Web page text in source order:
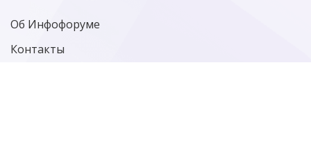
Об Инфофоруме
Контакты